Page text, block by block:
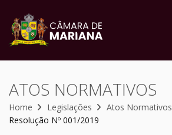
ATOS NORMATIVOS
Home Legislações
Atos Normativos
Resolução Nº 001/2019